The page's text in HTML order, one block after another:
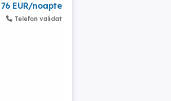
76 EUR/noapte
Telefon validat